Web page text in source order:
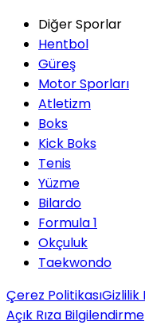
Diğer Sporlar
Hentbol
Güreş
Motor Sporları
Atletizm
Boks
Kick Boks
Tenis
Yüzme
Bilardo
Formula 1
Okçuluk
Taekwondo
Çerez PolitikasıGizlilik
Açık Rıza Bilgilendirme